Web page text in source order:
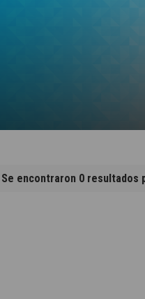
Se encontraron 0 resultados